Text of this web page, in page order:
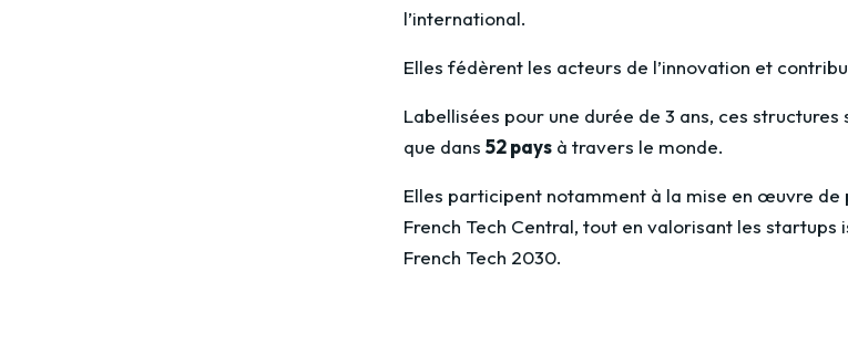
l’international.
Elles fédèrent les acteurs de l’innovation et
Labellisées pour une durée de 3 ans, ces structures
que dans 52 pays à travers le monde.
Elles participent notamment à la mise en œuvre de
French Tech Central, tout en valorisant les
French Tech 2030.